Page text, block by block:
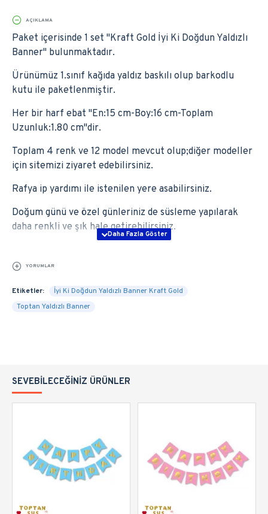
AÇIKLAMA
Paket içerisinde 1 set ''Kraft Gold İyi Ki Doğdun Yaldızlı
Banner'' bulunmaktadır.
Ürünümüz 1.sınıf kağıda yaldız baskılı olup barkodlu
kutu ile paketlenmiştir.
Her bir harf ebat ''En:15 cm-Boy:16 cm-Toplam
Uzunluk:1.80 cm''dir.
Toplam 4 renk ve 12 model mevcut olup;diğer modeller
için sitemizi ziyaret edebilirsiniz.
Rafya ip yardımı ile istenilen yere asabilirsiniz.
Doğum günü ve özel günleriniz de süsleme yapılarak
daha renkli ve şık hale getirebilirsiniz.
YORUMLAR
Etiketler:
İyi Ki Doğdun Yaldızlı Banner Kraft Gold
Toptan Yaldızlı Banner
SEVEBILECEĞINIZ ÜRÜNLER